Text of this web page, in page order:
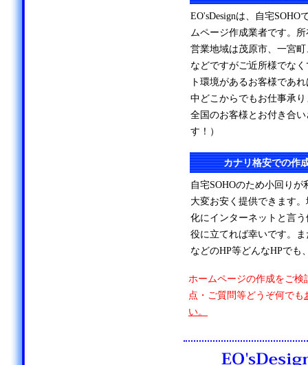
EO'sDesignは、自宅SOHO
ムページ作成業者です。
営業地域は茂原市、一宮
などですがご近所様でな
ト環境があるお客様であ
中どこからでもお仕事承
全国のお客様とお付き合
す！）
カナリ格安での作
自宅SOHOのため小回り
大変お安く提供できます
化にインターネットと言
役に立てれば幸いです。
などのHP等どんなHPでも
ホームページの作成をご検
点・ご質問等どうぞ何でも
い。